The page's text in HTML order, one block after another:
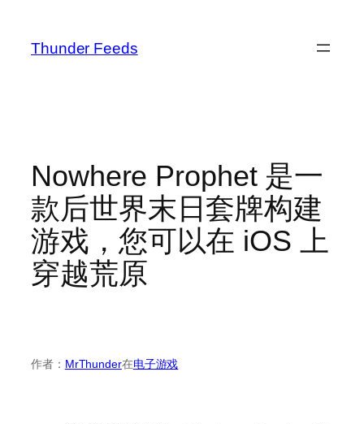
Thunder Feeds
Nowhere Prophet 是一
款后世界末日套牌构建
游戏，您可以在 iOS 上
穿越荒原
作者： MrThunder在电子游戏